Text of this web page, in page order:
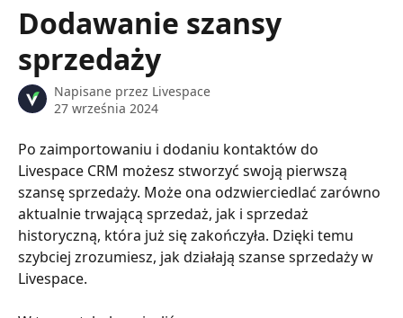
Dodawanie szansy
sprzedaży
Napisane przez Livespace
27 września 2024
Po zaimportowaniu i dodaniu kontaktów do
Livespace CRM możesz stworzyć swoją pierwszą
szansę sprzedaży. Może ona odzwierciedlać zarówno
aktualnie trwającą sprzedaż, jak i sprzedaż
historyczną, która już się zakończyła. Dzięki temu
szybciej zrozumiesz, jak działają szanse sprzedaży w
Livespace.